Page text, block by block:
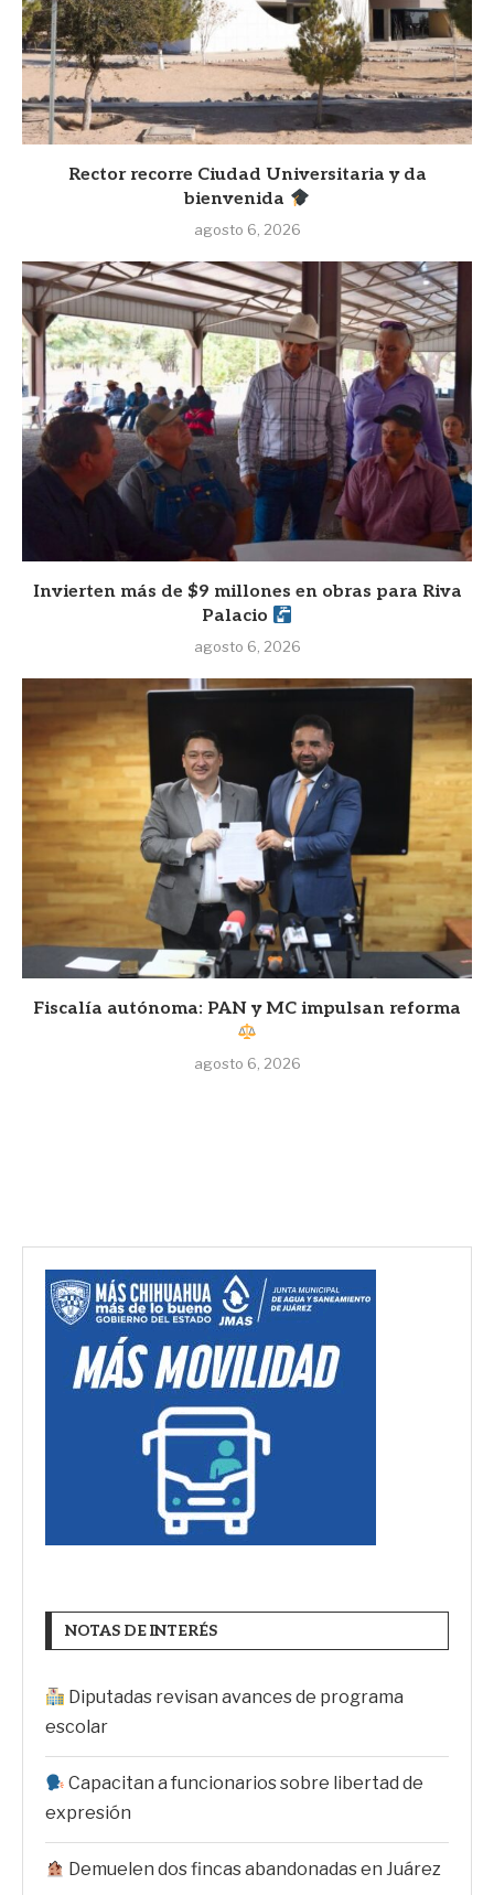
Rector recorre Ciudad Universitaria y da
bienvenida
agosto 6, 2026
Invierten más de $9 millones en obras para Riva
Palacio
agosto 6, 2026
Fiscalía autónoma: PAN y MC impulsan reforma
agosto 6, 2026
NOTAS DE INTERÉS
Diputadas revisan avances de programa
escolar
Capacitan a funcionarios sobre libertad de
expresión
Demuelen dos fincas abandonadas en Juárez